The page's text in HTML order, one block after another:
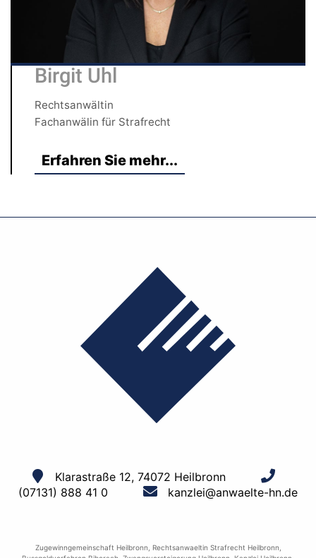
Birgit Uhl
Rechtsanwältin
Fachanwälin für Strafrecht
Erfahren Sie mehr...
Klarastraße 12, 74072 Heilbronn
(07131) 888 41 0
kanzlei@anwaelte-hn.de
Zugewinngemeinschaft Heilbronn Rechtsanwaeltin Strafrecht Heilbronn